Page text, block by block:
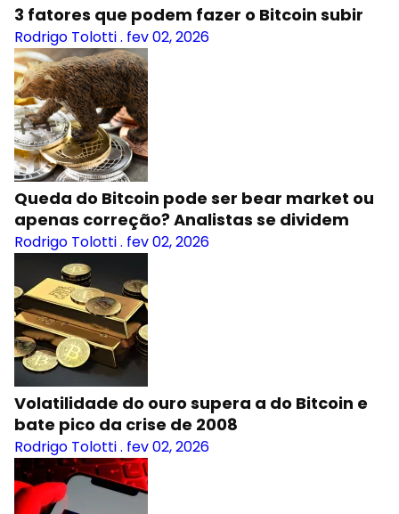
3 fatores que podem fazer o Bitcoin subir
Rodrigo Tolotti. fev 02, 2026
Queda do Bitcoin pode ser bear market ou
apenas correção? Analistas se dividem
Rodrigo Tolotti. fev 02, 2026
Volatilidade do ouro supera a do Bitcoin e
bate pico da crise de 2008
Rodrigo Tolotti. fev 02, 2026